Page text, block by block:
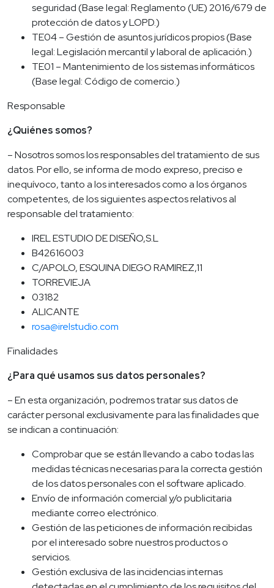
seguridad (Base legal: Reglamento (UE) 2016/679 de
protección de datos y LOPD.)
TE04 – Gestión de asuntos jurídicos propios (Base
legal: Legislación mercantil y laboral de aplicación.)
TE01 – Mantenimiento de los sistemas informáticos
(Base legal: Código de comercio.)
Responsable
¿Quiénes somos?
– Nosotros somos los responsables del tratamiento de sus
datos. Por ello, se informa de modo expreso, preciso e
inequívoco, tanto a los interesados como a los órganos
competentes, de los siguientes aspectos relativos al
responsable del tratamiento:
IREL ESTUDIO DE DISEÑO,S.L
B42616003
C/APOLO, ESQUINA DIEGO RAMIREZ,11
TORREVIEJA
03182
ALICANTE
rosa@irelstudio.com
Finalidades
¿Para qué usamos sus datos personales?
– En esta organización, podremos tratar sus datos de
carácter personal exclusivamente para las finalidades que
se indican a continuación:
Comprobar que se están llevando a cabo todas las
medidas técnicas necesarias para la correcta gestión
de los datos personales con el software aplicado.
Envío de información comercial y/o publicitaria
mediante correo electrónico.
Gestión de las peticiones de información recibidas
por el interesado sobre nuestros productos o
servicios.
Gestión exclusiva de las incidencias internas